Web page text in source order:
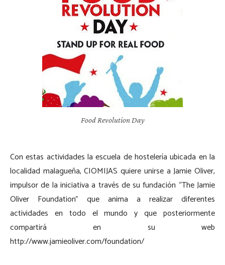
Food Revolution Day
Con estas actividades la escuela de hostelería ubicada en la
localidad malagueña, CIOMIJAS quiere unirse a Jamie Oliver,
impulsor de la iniciativa a través de su fundación “The Jamie
Oliver Foundation” que anima a realizar diferentes
actividades en todo el mundo y que posteriormente
compartirá en su web
http://www.jamieoliver.com/foundation/